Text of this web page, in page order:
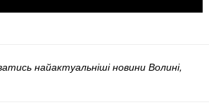
найактуальніші новини Волині,